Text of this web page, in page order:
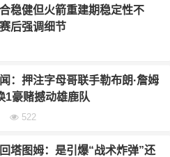
稳健但火箭重建期稳定性不
后强调细节
：押注字母哥联手勒布朗·詹姆
1豪赌撼动雄鹿队
522
塔图姆：是引爆“战术炸弹”还